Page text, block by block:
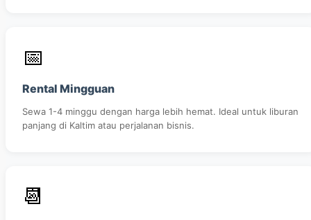
📅
Rental Mingguan
Sewa 1-4 minggu dengan harga lebih hemat. Ideal untuk liburan
panjang di Kaltim atau perjalanan bisnis.
📆